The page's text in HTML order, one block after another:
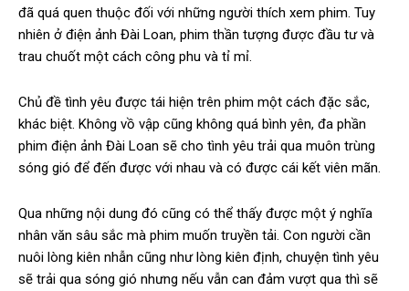
đã quá quen thuộc đối với những người thích xem phim. Tuy
nhiên ở điện ảnh Đài Loan, phim thần tượng được đầu tư và
trau chuốt một cách công phu và tỉ mỉ.
Chủ đề tình yêu được tái hiện trên phim một cách đặc sắc,
khác biệt. Không vồ vập cũng không quá bình yên, đa phần
phim điện ảnh Đài Loan sẽ cho tình yêu trải qua muôn trùng
sóng gió để đến được với nhau và có được cái kết viên mãn.
Qua những nội dung đó cũng có thể thấy được một ý nghĩa
nhân văn sâu sắc mà phim muốn truyền tải. Con người cần
nuôi lòng kiên nhẫn cũng như lòng kiên định, chuyện tình yêu
sẽ trải qua sóng gió nhưng nếu vẫn can đảm vượt qua thì sẽ